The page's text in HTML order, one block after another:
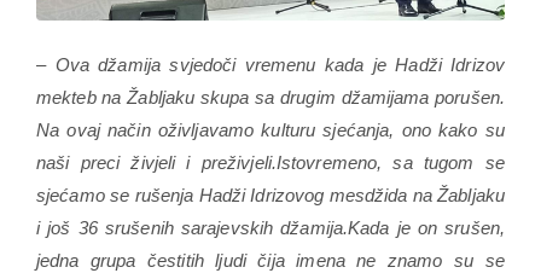
– Ova džamija svjedoči vremenu kada je Hadži Idrizov
mekteb na Žabljaku skupa sa drugim džamijama porušen.
Na ovaj način oživljavamo kulturu sjećanja, ono kako su
naši preci živjeli i preživjeli.Istovremeno, sa tugom se
sjećamo se rušenja Hadži Idrizovog mesdžida na Žabljaku
i još 36 srušenih sarajevskih džamija.Kada je on srušen,
jedna grupa čestitih ljudi čija imena ne znamo su se